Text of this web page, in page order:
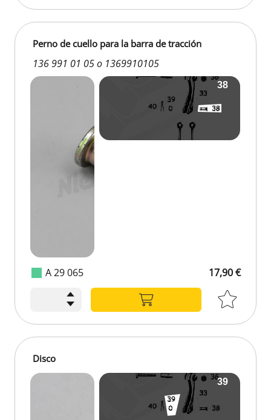
A 29 065
Perno de cuello para la barra de tracción
136 991 01 05 o 1369910105
17,90 €
Disco